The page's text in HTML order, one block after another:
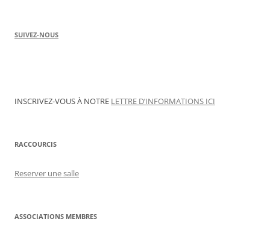
SUIVEZ-NOUS
INSCRIVEZ-VOUS À NOTRE LETTRE D’INFORMATIONS ICI
RACCOURCIS
Reserver une salle
ASSOCIATIONS MEMBRES